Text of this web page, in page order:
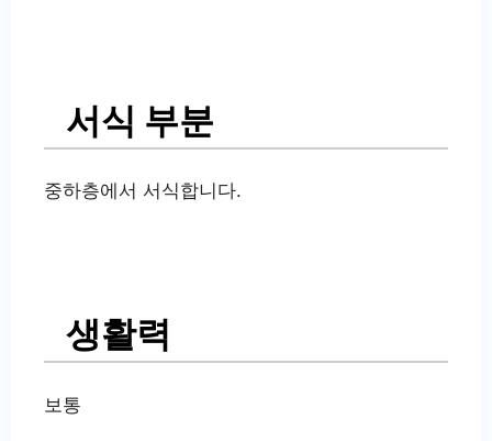
서식 부분
중하층에서 서식합니다.
생활력
보통